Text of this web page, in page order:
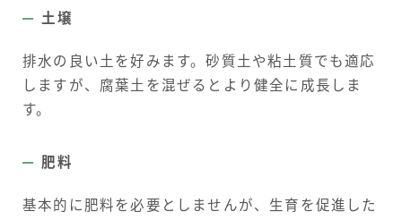
土壌
排水の良い土を好みます。砂質土や粘土質でも適応
しますが、腐葉土を混ぜるとより健全に成長しま
す。
肥料
基本的に肥料を必要としませんが、生育を促進した